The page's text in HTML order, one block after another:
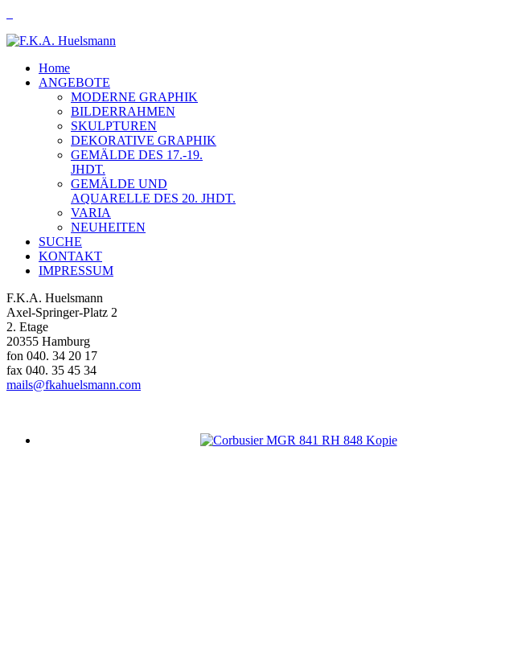
Home
ANGEBOTE
MODERNE GRAPHIK
BILDERRAHMEN
SKULPTUREN
DEKORATIVE GRAPHIK
GEMÄLDE DES 17.-19.
JHDT.
GEMÄLDE UND
AQUARELLE DES 20. JHDT.
VARIA
NEUHEITEN
SUCHE
KONTAKT
IMPRESSUM
F.K.A. Huelsmann
Axel-Springer-Platz 2
2. Etage
20355 Hamburg
fon 040. 34 20 17
fax 040. 35 45 34
mails@fkahuelsmann.com